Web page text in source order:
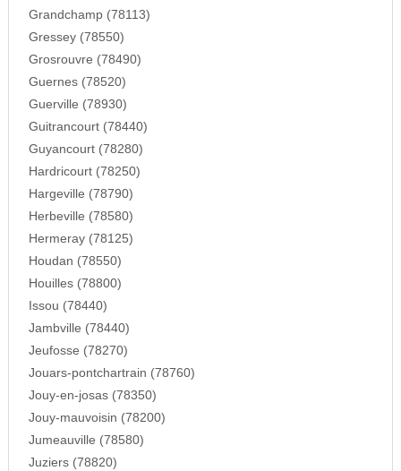
Grandchamp (78113)
Gressey (78550)
Grosrouvre (78490)
Guernes (78520)
Guerville (78930)
Guitrancourt (78440)
Guyancourt (78280)
Hardricourt (78250)
Hargeville (78790)
Herbeville (78580)
Hermeray (78125)
Houdan (78550)
Houilles (78800)
Issou (78440)
Jambville (78440)
Jeufosse (78270)
Jouars-pontchartrain (78760)
Jouy-en-josas (78350)
Jouy-mauvoisin (78200)
Jumeauville (78580)
Juziers (78820)